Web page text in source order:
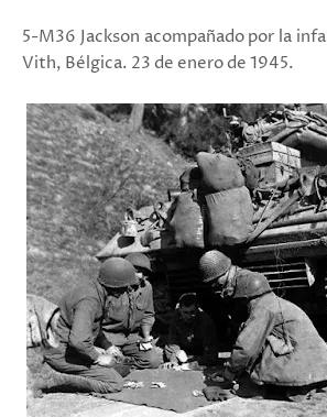
5-M36 Jackson acompañado por la
Vith, Bélgica. 23 de enero de 1945.